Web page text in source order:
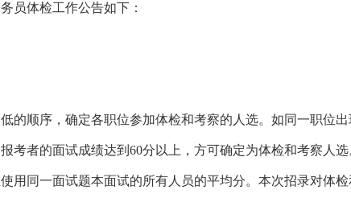
员体检工作公告如下：
的顺序，确定各职位参加体检和考察的人选。如同一职位
考者的面试成绩达到60分以上，方可确定为体检和考察人
用同一面试题本面试的所有人员的平均分。本次招录对体检